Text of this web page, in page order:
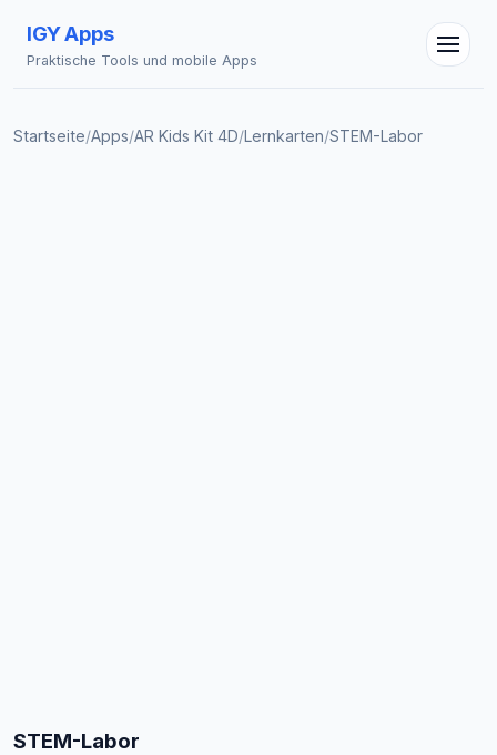
IGY Apps
Praktische Tools und mobile Apps
Startseite/Apps/AR Kids Kit 4D/Lernkarten/STEM-Labor
STEM-Labor